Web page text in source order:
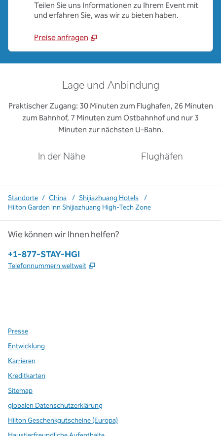
Teilen Sie uns Informationen zu Ihrem Event mit
und erfahren Sie, was wir zu bieten haben.
Preise anfragen
Lage und Anbindung
Praktischer Zugang: 30 Minuten zum Flughafen, 26 Minuten
zum Bahnhof, 7 Minuten zum Ostbahnhof und nur 3
Minuten zur nächsten U-Bahn.
In der Nähe Flughäfen
Standorte / China / Shijiazhuang Hotels
/
Hilton Garden Inn Shijiazhuang High-Tech Zone
Wie können wir Ihnen helfen?
Telefon:
+1-877-STAY-HGI
Telefonnummern weltweit ,
Presse
Entwicklung
Karrieren
Kreditkarten
Sitemap
globalen Datenschutzerklärung
Hilton Geschenkgutscheine (Europa)